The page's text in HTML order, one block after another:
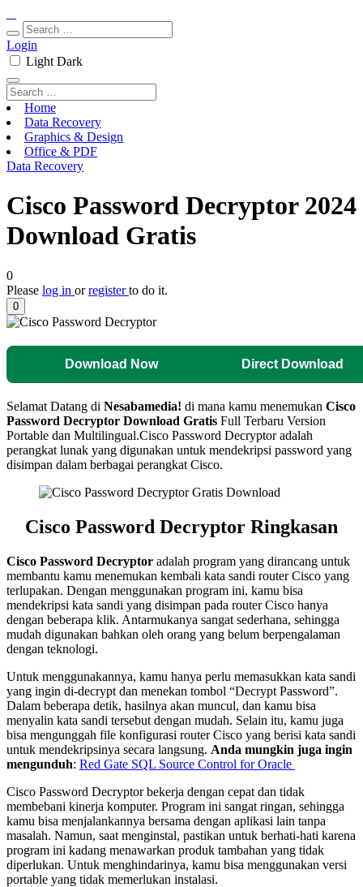
Login
Light Dark
Home
Data Recovery
Graphics & Design
Office & PDF
Data Recovery
Cisco Password Decryptor 2024
Download Gratis
0
Please log in orregisterto do it.
0
Download Now Direct Download
Selamat Datang di Nesabamedia! di mana kamu menemukan Cisco
Password Decryptor Download Gratis Full Terbaru Version
Portable dan Multilingual.Cisco Password Decryptor adalah
perangkat lunak yang digunakan untuk mendekripsi password yang
disimpan dalam berbagai perangkat Cisco.
Cisco Password Decryptor Ringkasan
Cisco Password Decryptor adalah program yang dirancang untuk
membantu kamu menemukan kembali kata sandi router Cisco yang
terlupakan. Dengan menggunakan program ini, kamu bisa
mendekripsi kata sandi yang disimpan pada router Cisco hanya
dengan beberapa klik. Antarmukanya sangat sederhana, sehingga
mudah digunakan bahkan oleh orang yang belum berpengalaman
dengan teknologi.
Untuk menggunakannya, kamu hanya perlu memasukkan kata sandi
yang ingin di-decrypt dan menekan tombol “Decrypt Password”.
Dalam beberapa detik, hasilnya akan muncul, dan kamu bisa
menyalin kata sandi tersebut dengan mudah. Selain itu, kamu juga
bisa mengunggah file konfigurasi router Cisco yang berisi kata sandi
untuk mendekripsinya secara langsung. Anda mungkin juga ingin
mengunduh: Red Gate SQL Source Control for Oracle
Cisco Password Decryptor bekerja dengan cepat dan tidak
membebani kinerja komputer. Program ini sangat ringan, sehingga
kamu bisa menjalankannya bersama dengan aplikasi lain tanpa
masalah. Namun, saat menginstal, pastikan untuk berhati-hati karena
program ini kadang menawarkan produk tambahan yang tidak
diperlukan. Untuk menghindarinya, kamu bisa menggunakan versi
portable yang tidak memerlukan instalasi.